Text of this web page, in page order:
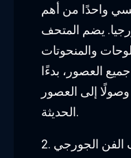
واحدًا من أهم
يضم المتحف
والمنحوتات
العصور، بدءًا
إلى العصور
الحديثة.
الفن الجورجي